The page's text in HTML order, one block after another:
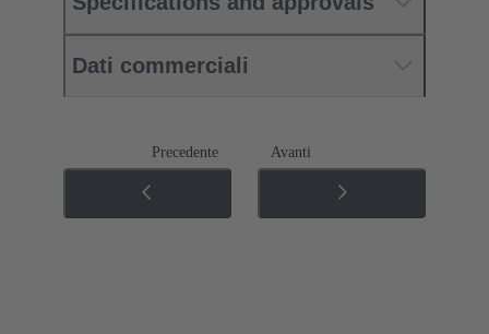
Dati commerciali
Precedente Avanti